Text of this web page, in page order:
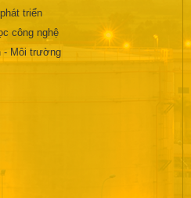
triển
công nghệ
- Môi trường